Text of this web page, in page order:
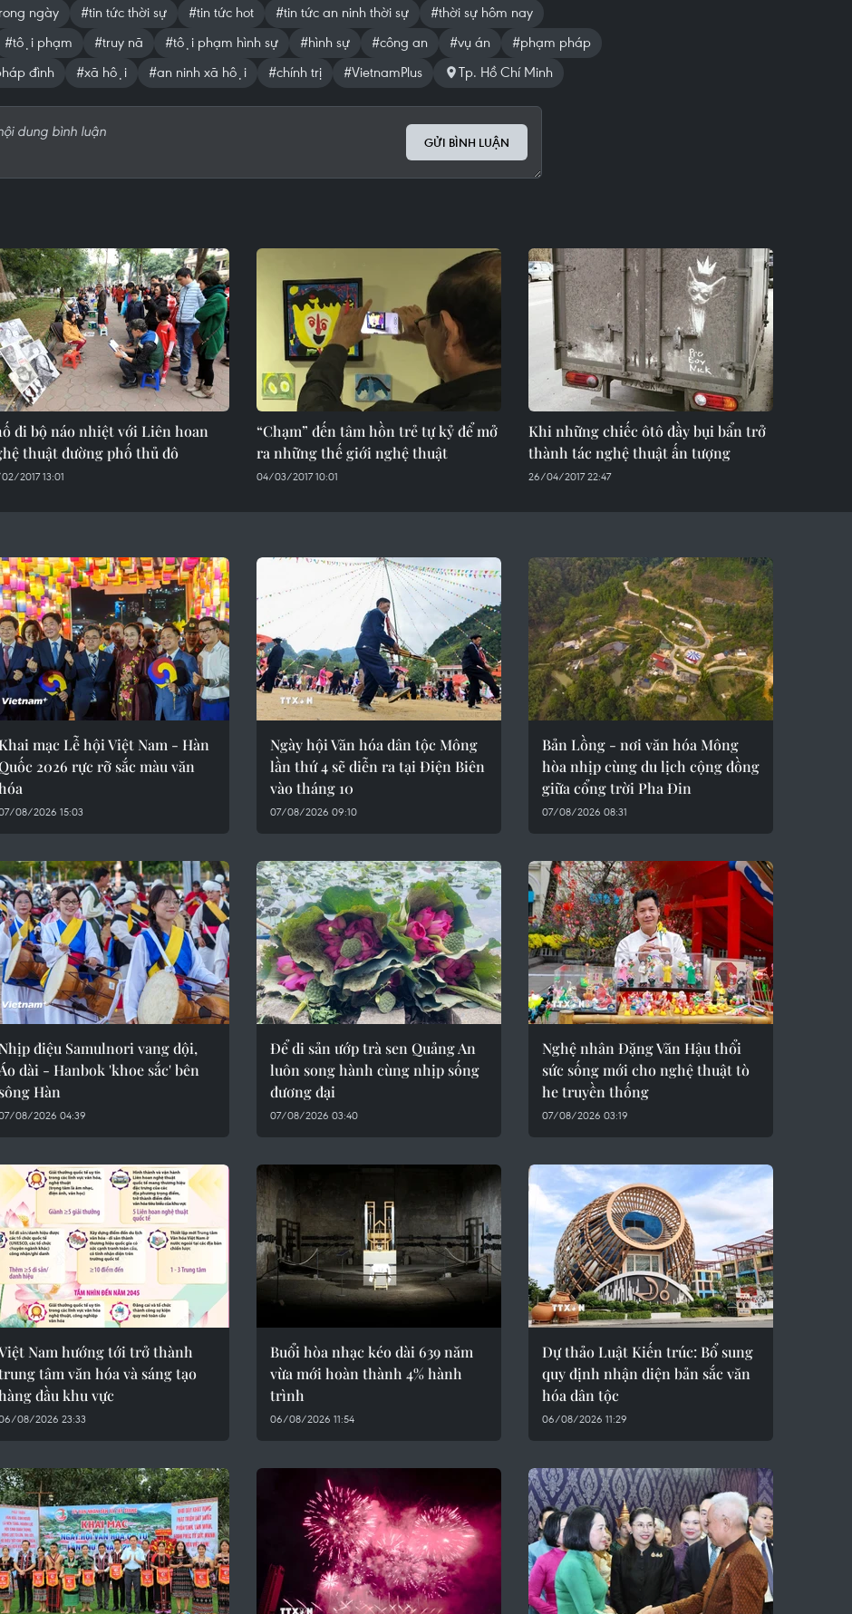
ngày
#tin tức thời sự #tin tức hot #tin tức an ninh thời sự
#thời sự hôm nay
#tội phạm #truy nã #tội phạm hình sự #hình sự #công an #vụ án
#phạm pháp
đình #xã hội #an ninh xã hội #chính trị #VietnamPlus Tp. Hồ Chí Minh
GỬI BÌNH LUẬN
đi bộ náo nhiệt với Liên hoan
thuật đường phố thủ đô
2017 13:01
“Chạm” đến tâm hồn trẻ tự kỷ để mở
ra những thế giới nghệ thuật
04/03/2017 10:01
Khi những chiếc ôtô đầy bụi bẩn trở
thành tác nghệ thuật ấn tượng
26/04/2017 22:47
mạc Lễ hội Việt Nam - Hàn
2026 rực rỡ sắc màu văn
08/2026 15:03
Ngày hội Văn hóa dân tộc Mông
lần thứ 4 sẽ diễn ra tại Điện Biên
vào tháng 10
07/08/2026 09:10
Bản Lồng - nơi văn hóa Mông
hòa nhịp cùng du lịch cộng đồng
giữa cổng trời Pha Đin
07/08/2026 08:31
điệu Samulnori vang dội,
Áo dài - Hanbok 'khoe sắc' bên
sông Hàn
08/2026 04:39
Để di sản ướp trà sen Quảng An
luôn song hành cùng nhịp sống
đương đại
07/08/2026 03:40
Nghệ nhân Đặng Văn Hậu thổi
sức sống mới cho nghệ thuật tò
he truyền thống
07/08/2026 03:19
Nam hướng tới trở thành
tâm văn hóa và sáng tạo
đầu khu vực
08/2026 23:33
Buổi hòa nhạc kéo dài 639 năm
vừa mới hoàn thành 4% hành
trình
06/08/2026 11:54
Dự thảo Luật Kiến trúc: Bổ sung
quy định nhận diện bản sắc văn
hóa dân tộc
06/08/2026 11:29